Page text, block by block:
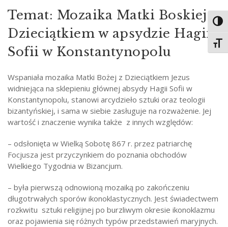
Temat: Mozaika Matki Boskiej z
Dzieciątkiem w apsydzie Hagii
Sofii w Konstantynopolu
Wspaniała mozaika Matki Bożej z Dzieciątkiem Jezus
widniejąca na sklepieniu głównej absydy Hagii Sofii w
Konstantynopolu, stanowi arcydzieło sztuki oraz teologii
bizantyńskiej, i sama w siebie zasługuje na rozważenie. Jej
wartość i znaczenie wynika także z innych względów:
– odsłonięta w Wielką Sobotę 867 r. przez patriarchę
Focjusza jest przyczynkiem do poznania obchodów
Wielkiego Tygodnia w Bizancjum.
– była pierwszą odnowioną mozaiką po zakończeniu
długotrwałych sporów ikonoklastycznych. Jest świadectwem
rozkwitu sztuki religijnej po burzliwym okresie ikonoklazmu
oraz pojawienia się różnych typów przedstawień maryjnych.